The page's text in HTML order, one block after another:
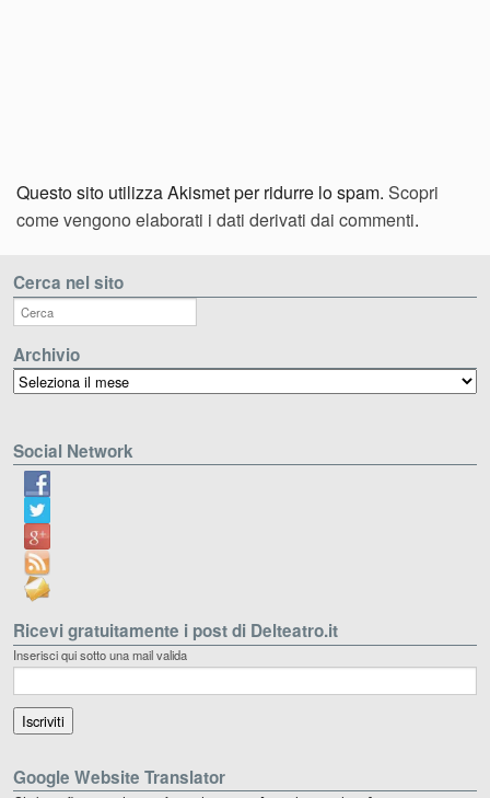
Questo sito utilizza Akismet per ridurre lo spam. Scopri
come vengono elaborati i dati derivati dai commenti.
Cerca nel sito
Archivio
Archivio
Social Network
Ricevi gratuitamente i post di Delteatro.it
Inserisci qui sotto una mail valida
Google Website Translator